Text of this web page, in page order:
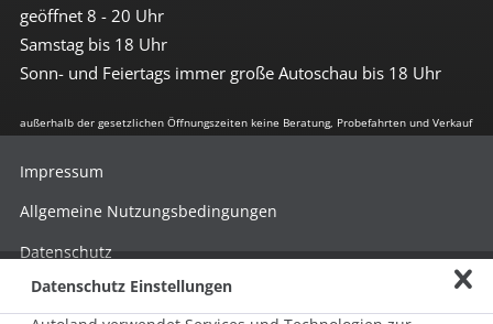
geöffnet 8 - 20 Uhr
Samstag bis 18 Uhr
Sonn- und Feiertags immer große Autoschau bis 18 Uhr
außerhalb der gesetzlichen Öffnungszeiten keine Beratung, Probefahrten und Verkauf
Impressum
Allgemeine Nutzungsbedingungen
Datenschutz
Hinweisgebersystem nach HinSchG
Datenschutz Einstellungen